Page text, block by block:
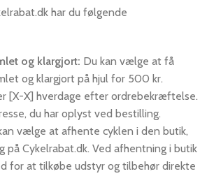
har du følgende
og klargjort: Du kan vælge at få
og klargjort på hjul for 500 kr.
[X-X] hverdage efter ordrebekræftelse.
du har oplyst ved bestilling.
vælge at afhente cyklen i den butik,
på Cykelrabat.dk. Ved afhentning i butik
for at tilkøbe udstyr og tilbehør direkte